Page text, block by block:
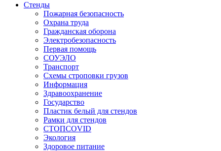
Стенды
Пожарная безопасность
Охрана труда
Гражданская оборона
Электробезопасность
Первая помощь
СОУЭЛО
Транспорт
Схемы строповки грузов
Информация
Здравоохранение
Государство
Пластик белый для стендов
Рамки для стендов
СТОПCOVID
Экология
Здоровое питание